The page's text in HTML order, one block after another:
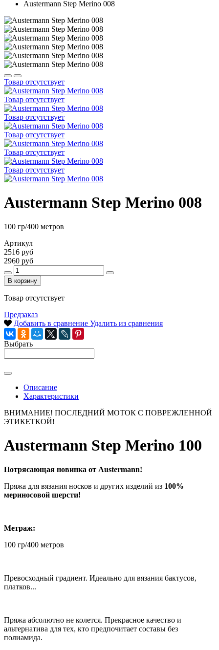
Austermann Step Merino 008
Товар отсутствует
Товар отсутствует
Товар отсутствует
Товар отсутствует
Товар отсутствует
Товар отсутствует
Austermann Step Merino 008
100 гр/400 метров
Артикул
2516 руб
2960 руб
В корзину
Товар отсутствует
Предзаказ
Добавить в сравнение Удалить из сравнения
Выбрать
Описание
Характеристики
ВНИМАНИЕ! ПОСЛЕДНИЙ МОТОК С ПОВРЕЖЛЕННОЙ
ЭТИКЕТКОЙ!
Austermann Step Merino 100
Потрясающая новинка от Austermann!
Пряжа для вязания носков и других изделий из 100%
мериносовой шерсти!
Метраж:
100 гр/400 метров
Превосходный градиент. Идеально для вязания бактусов,
платков...
Пряжа абсолютно не колется. Прекрасное качество и
альтернатива для тех, кто предпочитает составы без
полиамида.